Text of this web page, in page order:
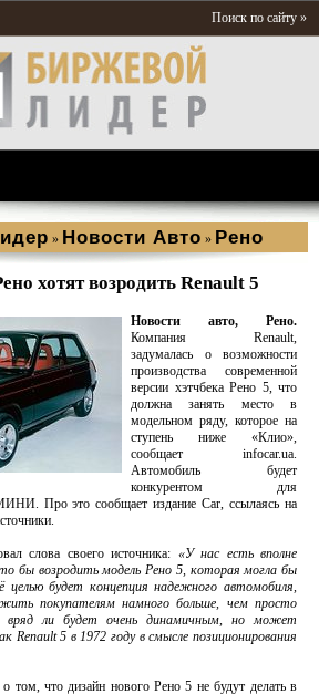
Поиск по сайту »
» Новости Aвто » Рено
хотят возродить Renault 5
Новости авто,
Рено.
Компания Renault,
задумалась о возможности
производства современной
версии хэтчбека Рено 5, что
должна занять место в
модельном ряду, которое на
ступень ниже «Клио»,
сообщает infocar.ua.
Автомобиль будет
конкурентом для
Про это сообщает издание Car, ссылаясь на
слова своего источника: «У нас есть вполне
бы возродить модель Рено 5, которая могла бы
целью будет концепция надежного автомобиля,
покупателям намного больше, чем просто
вряд ли будет очень динамичным, но может
Renault 5 в 1972 году в смысле позиционирования
том, что дизайн нового Рено 5 не будут делать в